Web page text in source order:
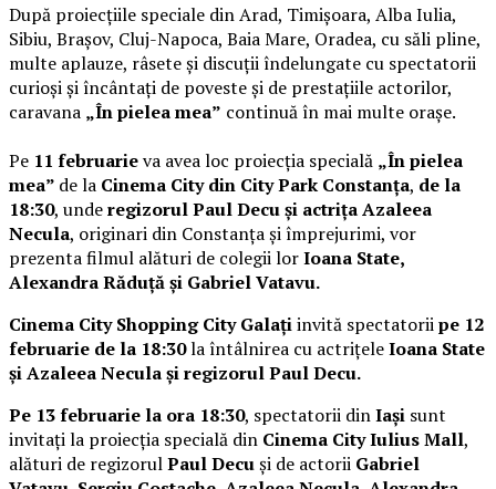
După proiecțiile speciale din Arad, Timișoara, Alba Iulia,
Sibiu, Brașov, Cluj-Napoca, Baia Mare, Oradea, cu săli pline,
multe aplauze, râsete și discuții îndelungate cu spectatorii
curioși și încântați de poveste și de prestațiile actorilor,
caravana „În pielea mea” continuă în mai multe orașe.
Pe 11 februarieva avea loc proiecția specială „În pielea
mea” de la Cinema City din City Park Constanța, de la
18:30, underegizorul Paul Decu și actrița Azaleea
Necula, originari din Constanța și împrejurimi, vor
prezenta filmul alături de colegii lorIoana State,
Alexandra Răduță și Gabriel Vatavu.
Cinema City Shopping City Galațiinvită spectatoriipe 12
februarie de la 18:30la întâlnirea cu actrițeleIoana State
și Azaleea Necula și regizorul Paul Decu.
Pe 13 februarie la ora 18:30, spectatorii dinIași sunt
invitați la proiecția specială din Cinema City Iulius Mall,
alături de regizorulPaul Decuși de actorii Gabriel